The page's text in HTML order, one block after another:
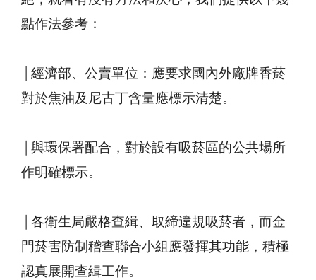
點作法參考：
│經濟部、公賣單位：應要求國內外廠牌香菸
對於焦油及尼古丁含量應標示清楚。
│與環保署配合，對於設有吸菸區的公共場所
作明確標示。
│各衛生局嚴格查緝、取締違規吸菸者，而金
門菸害防制稽查聯合小組應發揮其功能，積極
認真展開查緝工作。